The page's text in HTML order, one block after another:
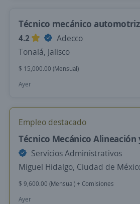
Técnico mecánico automotriz
4.2
Adecco
Tonalá, Jalisco
$ 15,000.00 (Mensual)
Ayer
Empleo destacado
Técnico Mecánico Alineación
Servicios Administrativos
Miguel Hidalgo, Ciudad de
$ 9,600.00 (Mensual) + Comisiones
Ayer